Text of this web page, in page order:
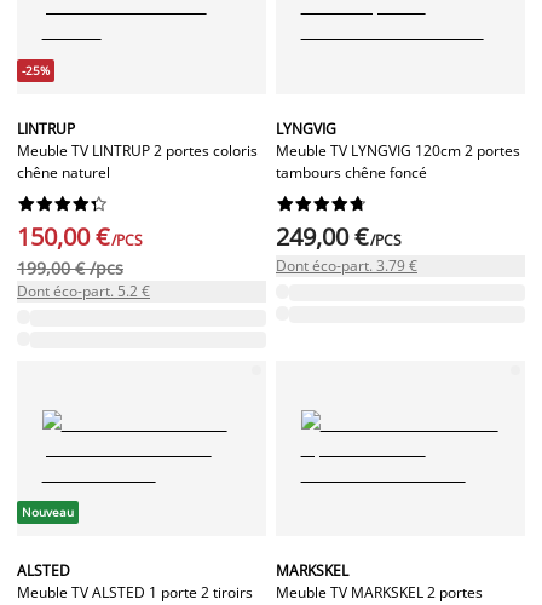
-25%
LINTRUP
Meuble TV LINTRUP 2 portes coloris
chêne naturel






150,00 €/PCS
199,00 € /pcs
Dont éco-part. 5.2 €
LYNGVIG
Meuble TV LYNGVIG 120cm 2 portes
tambours chêne foncé






249,00 €/PCS
Dont éco-part. 3.79 €
Nouveau
ALSTED
Meuble TV ALSTED 1 porte 2 tiroirs
MARKSKEL
Meuble TV MARKSKEL 2 portes